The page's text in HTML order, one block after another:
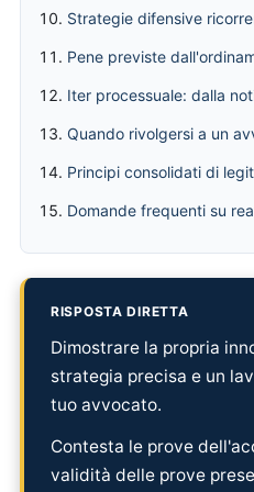
Strategie difensive
Pene previste
Iter processuale: dalla
Quando rivolgersi a un
Principi consolidati di
Domande frequenti su
RISPOSTA DIRETTA
Dimostrare la propria
strategia precisa e un
tuo avvocato.
Contesta le prove
validità delle prove